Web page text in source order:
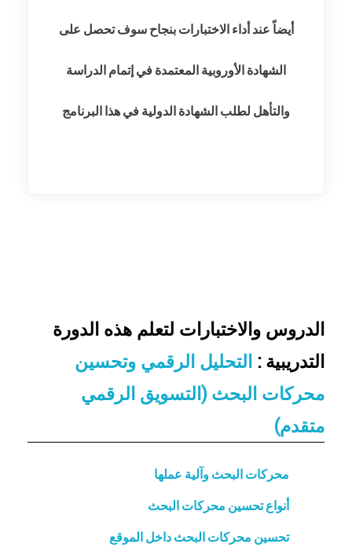
أيضاً عند أداء الاختبارات بنجاح سوف تحصل على
الشهادة الأوروبية المعتمدة في إتمام الدراسة
والتأهل لطلب الشهادة الدولية في هذا البرنامج
الدروس والاختبارات لتعلم هذه الدورة
التدريبية : التحليل الرقمي وتحسين
محركات البحث (التسويق الرقمي
متقدم)
محركات البحث وآلية عملها
أنواع تحسين محركات البحث
تحسين محركات البحث داخل الموقع